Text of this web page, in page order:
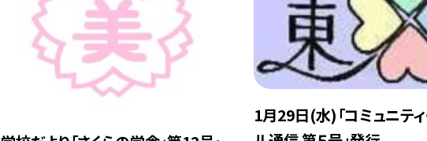
1月29日(水)「コミュニティ